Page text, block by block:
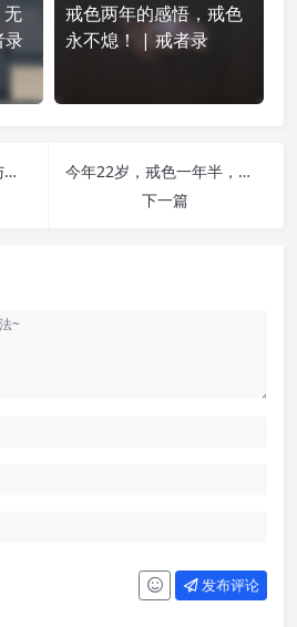
无
录
戒色两年的感悟，戒色
永不熄！ | 戒者录
戒色一年半以来的教训与感悟，与大家分享 | 戒者录
今年22岁，戒色一年半，我决定把自己的经历写出来 | 戒者录
下一篇
发布评论